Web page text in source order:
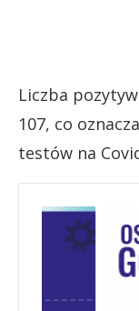
Liczba
107, co
testów na